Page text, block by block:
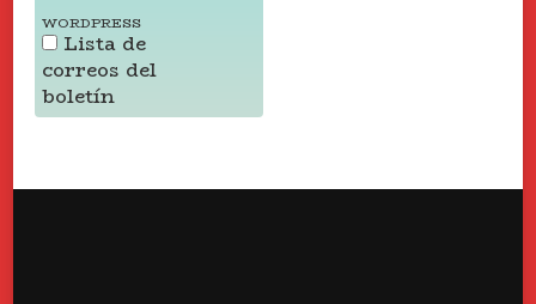
WORDPRESS
Lista de
correos del
boletín